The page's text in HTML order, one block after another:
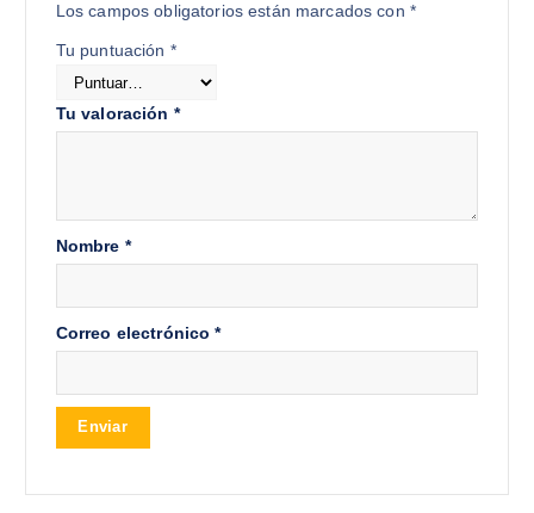
Los campos obligatorios están marcados con *
Tu puntuación *
Tu valoración *
Nombre *
Correo electrónico*